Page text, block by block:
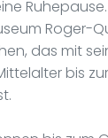
Roger-
das mit
bis